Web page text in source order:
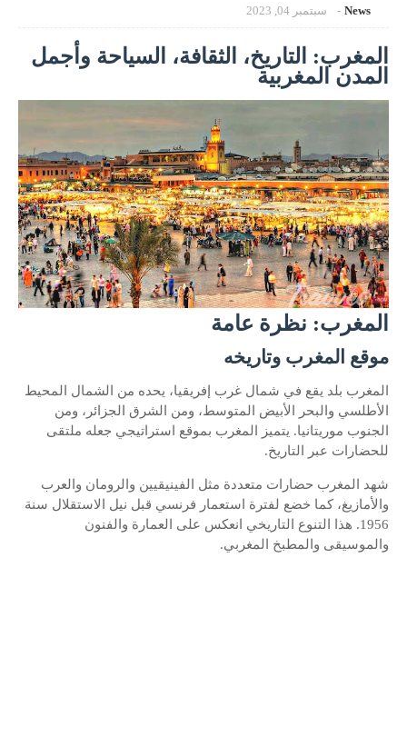
News سبتمبر 04, 2023
المغرب: التاريخ، الثقافة، السياحة وأجمل
المدن المغربية
المغرب: نظرة عامة
موقع المغرب وتاريخه
المغرب بلد يقع في شمال غرب إفريقيا، يحده من الشمال المحيط
الأطلسي والبحر الأبيض المتوسط، ومن الشرق الجزائر، ومن
الجنوب موريتانيا. يتميز المغرب بموقع استراتيجي جعله ملتقى
للحضارات عبر التاريخ.
شهد المغرب حضارات متعددة مثل الفينيقيين والرومان والعرب
والأمازيغ، كما خضع لفترة استعمار فرنسي قبل نيل الاستقلال سنة
1956. هذا التنوع التاريخي انعكس على العمارة والفنون
والموسيقى والمطبخ المغربي.